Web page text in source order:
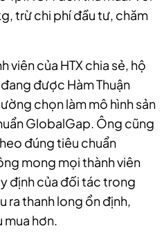
trừ chi phí đầu tư, chăm
viên của HTX chia sẻ, hộ
được Hàm Thuận
chọn làm mô hình sản
GlobalGap. Ông cũng
đúng tiêu chuẩn
mong mọi thành viên
định của đối tác trong
ra thanh long ổn định,
mua hơn.